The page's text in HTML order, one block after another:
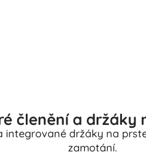
členění a držáky
integrované držáky na
zamotání.